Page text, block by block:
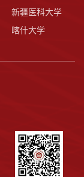
新疆医科大学
喀什大学